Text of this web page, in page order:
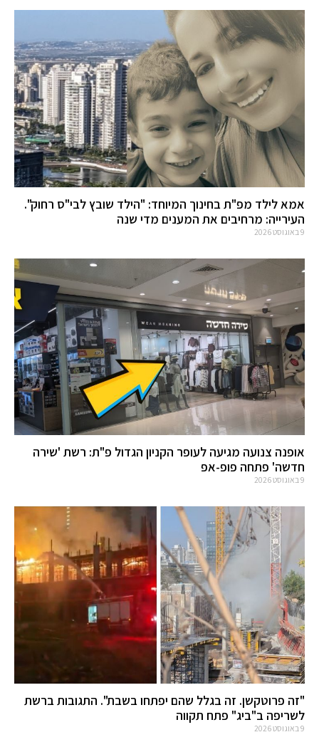
אמא לילד מפ"ת בחינוך המיוחד: "הילד שובץ לבי"ס רחוק".
העירייה: מרחיבים את המענים מדי שנה
9 באוגוסט 2026
אופנה צנועה מגיעה לעופר הקניון הגדול פ"ת: רשת 'שירה
חדשה' פתחה פופ-אפ
9 באוגוסט 2026
"זה פרוטקשן. זה בגלל שהם יפתחו בשבת". התגובות ברשת
לשריפה ב"ביג" פתח תקווה
9 באוגוסט 2026